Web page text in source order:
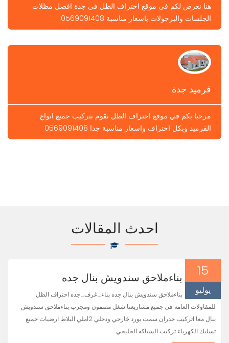
هنا نعرض لكم في موقع احتراف الظل في جدة افضل مظلات
الجلسات والبرجولات باسعار مناسبة 0569091408
قرميد جدة
مرحبا بكم في موقع احتراف الظل نقوم بتركيب جميع انواع
القرميد وبكل احتراف واسعار مناسبة جدا 0569091408
احدث المقالات
15
يوليو
بناءملاحق سندويش بنال جده
بناءملاحق سندويش بنال جده بناء_غرف_جده احتراف الظل
للمقاولات العامه في جميع مشاريعنا شغل مضمون ومجرب بناءملاحق سندويش
بنال معا اتركيب جدران سمت بورد خارجي ودخلي 12ملي البلاط ارضيات جميع
تسليك الكهرباء تركيب السباكه الخليجي